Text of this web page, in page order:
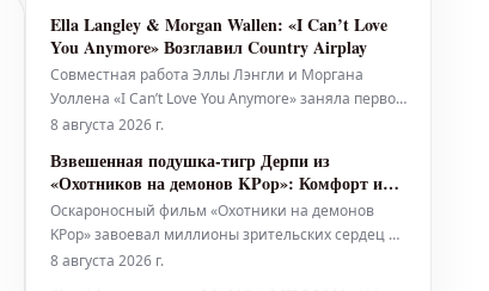
в Гринпойнте, вмещающей около 1100 человек –
тем же вечером. Менее чем за 30 минут очередь
за билетами, к
Ella Langley & Morgan Wallen: «I Can’t Love
You Anymore» Возглавил Country Airplay
Совместная работа Эллы Лэнгли и Моргана
Уоллена «I Can’t Love You Anymore» заняла первое
место в чарте Country Airplay всего за 15 недель.
второй хит, возглавивший этот чарт. Композиция
набрала 33,4 миллиона прослушиваний в период
с 31 июля по 6 ав
8 августа 2026 г.
Взвешенная подушка-тигр Дерпи из
«Охотников на демонов KPop»: Комфорт и
здоровый сон
Оскароносный фильм «Охотники на демонов
KPop» завоевал миллионы зрительских сердец по
всему миру, став самым просматриваемым
8 августа 2026 г.